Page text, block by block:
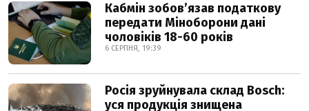
Кабмін зобовʼязав податкову
передати Міноборони дані
чоловіків 18-60 років
6 СЕРПНЯ, 19:39
Росія зруйнувала склад Bosch:
уся продукція знищена